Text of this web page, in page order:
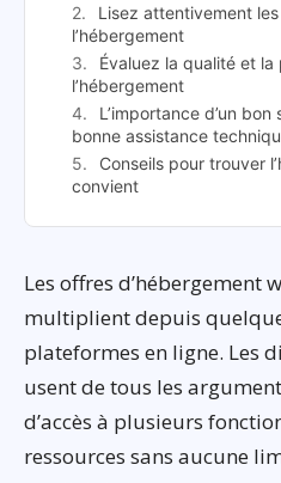
Lisez attentivement
l’hébergement
Évaluez la qualité et
l’hébergement
L’importance d’un
bonne assistance
Conseils pour trouver
convient
Les offres d’hébergement
multiplient depuis
plateformes en ligne. Les
usent de tous les
d’accès à plusieurs
ressources sans aucune